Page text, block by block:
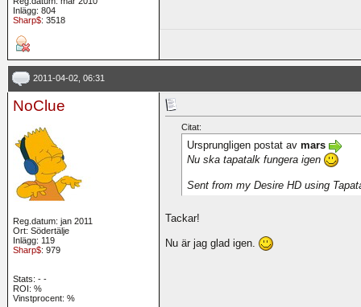
Inlägg: 804
Sharp$: 3518
2011-04-02, 06:31
NoClue
Reg.datum: jan 2011
Ort: Södertälje
Inlägg: 119
Sharp$: 979
Stats: - -
ROI: %
Vinstprocent: %
Citat:
Ursprungligen postat av mars
Nu ska tapatalk fungera igen
Sent from my Desire HD using
Tackar!
Nu är jag glad igen.